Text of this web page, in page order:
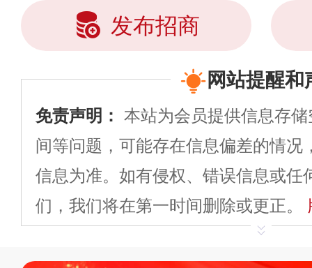
发布招商
网站提醒和
免责声明： 本站为会员提供信息存
间等问题，可能存在信息偏差的情况
信息为准。如有侵权、错误信息或任
们，我们将在第一时间删除或更正。
平台自有内容（文字